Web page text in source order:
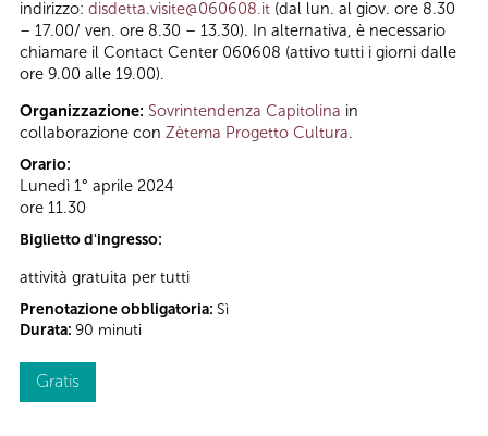
indirizzo: disdetta.visite@060608.it (dal lun. al giov. ore 8.30
– 17.00/ ven. ore 8.30 – 13.30). In alternativa, è necessario
chiamare il Contact Center 060608 (attivo tutti i giorni dalle
ore 9.00 alle 19.00).
Organizzazione: Sovrintendenza Capitolina in
collaborazione con Zètema Progetto Cultura.
Orario:
Lunedì 1° aprile 2024
ore 11.30
Biglietto d'ingresso:
attività gratuita per tutti
Prenotazione obbligatoria: Sì
Durata: 90 minuti
Gratis